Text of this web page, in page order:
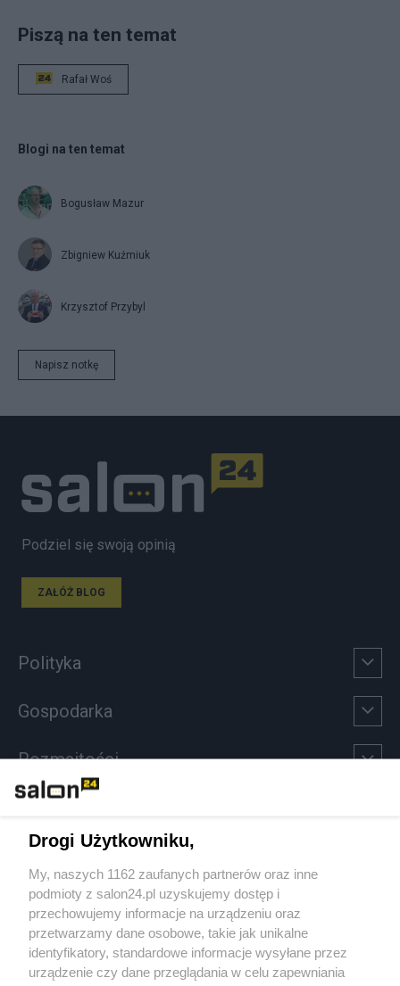
Piszą na ten temat
Rafał Woś
Blogi na ten temat
Bogusław Mazur
Zbigniew Kuźmiuk
Krzysztof Przybyl
Napisz notkę
Podziel się swoją opinią
ZAŁÓŻ BLOG
Polityka
Gospodarka
Rozmaitości
Sport
Społeczeństwo
Kultura
Drogi Użytkowniku,
My, naszych 1162 zaufanych partnerów oraz inne
podmioty z salon24.pl uzyskujemy dostęp i
przechowujemy informacje na urządzeniu oraz
przetwarzamy dane osobowe, takie jak unikalne
identyfikatory, standardowe informacje wysyłane przez
urządzenie czy dane przeglądania w celu zapewniania